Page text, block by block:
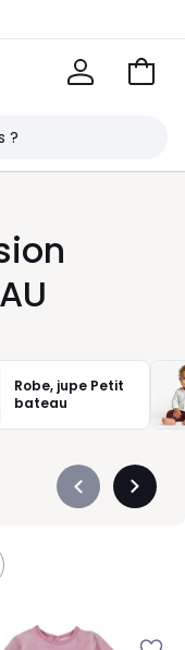
Voir
Robe, jupe Petit
bateau
Précédent